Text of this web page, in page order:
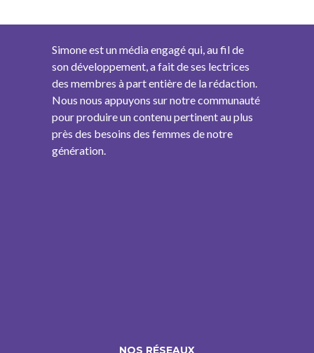
Simone est un média engagé qui, au fil de
son développement, a fait de ses lectrices
des membres à part entière de la rédaction.
Nous nous appuyons sur notre communauté
pour produire un contenu pertinent au plus
près des besoins des femmes de notre
génération.
NOS RÉSEAUX